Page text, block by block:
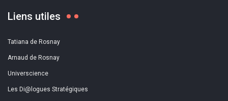
Liens utiles
Tatiana de Rosnay
Arnaud de Rosnay
Universcience
Les Di@logues Stratégiques